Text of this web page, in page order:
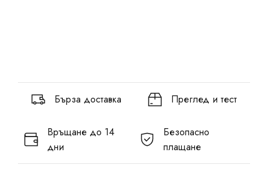
Бърза доставка Преглед и тест
Връщане до 14
дни
Безопасно
плащане